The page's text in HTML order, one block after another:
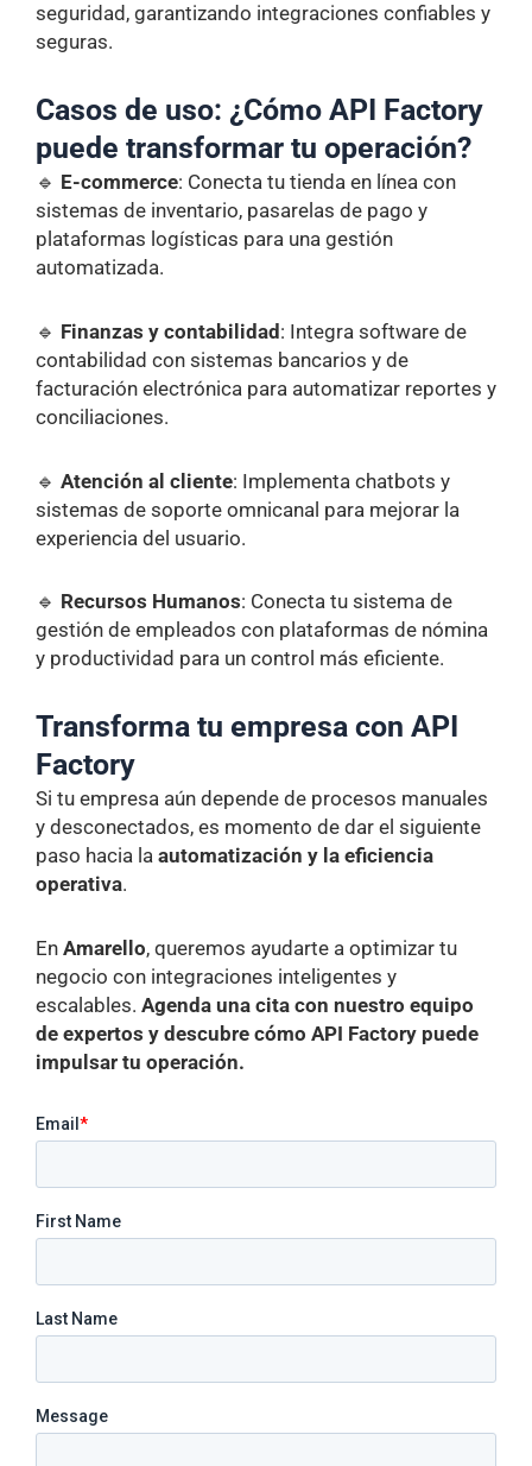
seguridad, garantizando integraciones confiables y
seguras.
Casos de uso: ¿Cómo API Factory
puede transformar tu operación?
🔹 E-commerce: Conecta tu tienda en línea con
sistemas de inventario, pasarelas de pago y
plataformas logísticas para una gestión
automatizada.
🔹 Finanzas y contabilidad: Integra software de
contabilidad con sistemas bancarios y de
facturación electrónica para automatizar reportes y
conciliaciones.
🔹 Atención al cliente: Implementa chatbots y
sistemas de soporte omnicanal para mejorar la
experiencia del usuario.
🔹 Recursos Humanos: Conecta tu sistema de
gestión de empleados con plataformas de nómina
y productividad para un control más eficiente.
Transforma tu empresa con API
Factory
Si tu empresa aún depende de procesos manuales
y desconectados, es momento de dar el siguiente
paso hacia la automatización y la eficiencia
operativa.
En Amarello, queremos ayudarte a optimizar tu
negocio con integraciones inteligentes y
escalables. Agenda una cita con nuestro equipo
de expertos y descubre cómo API Factory puede
impulsar tu operación.